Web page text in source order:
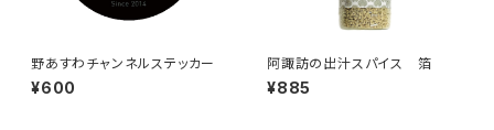
野あすわチャンネルステッカー
¥600
阿諏訪の出汁スパイス 箔
¥885